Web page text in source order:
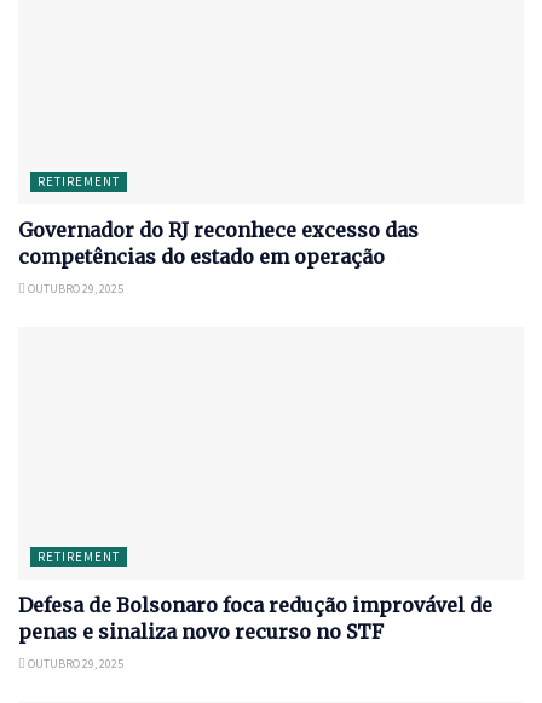
RETIREMENT
Governador do RJ reconhece excesso das
competências do estado em operação
OUTUBRO 29, 2025
RETIREMENT
Defesa de Bolsonaro foca redução improvável de
penas e sinaliza novo recurso no STF
OUTUBRO 29, 2025